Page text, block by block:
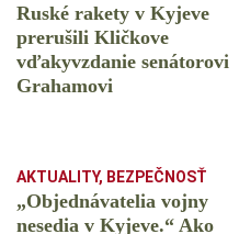
Ruské rakety v Kyjeve
prerušili Kličkove
vďakyvzdanie senátorovi
Grahamovi
AKTUALITY, BEZPEČNOSŤ
„Objednávatelia vojny
nesedia v Kyjeve.“ Ako